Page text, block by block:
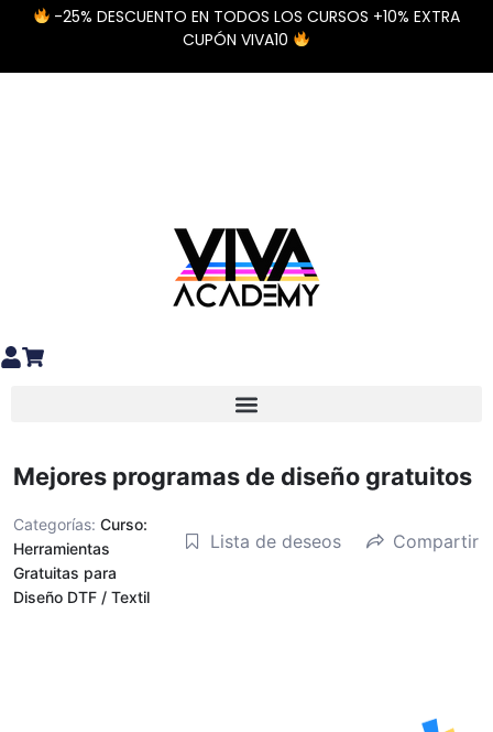
-25% DESCUENTO EN TODOS LOS CURSOS +10% EXTRA
CUPÓN VIVA10
Mejores programas de diseño gratuitos
Categorías: Curso:
Herramientas
Gratuitas para
Diseño DTF / Textil
Lista de deseos Compartir